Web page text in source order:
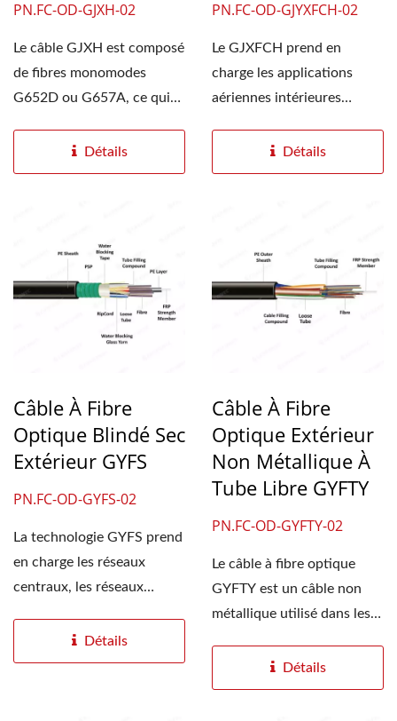
PN.FC-OD-GJXH-02
Le câble GJXH est composé
de fibres monomodes
G652D ou G657A, ce qui
Détails
PN.FC-OD-GJYXFCH-02
Le GJXFCH prend en
charge les applications
aériennes intérieures
construit...
Détails
Câble À Fibre
Optique Blindé Sec
Extérieur GYFS
PN.FC-OD-GYFS-02
La technologie GYFS prend
en charge les réseaux
centraux, les réseaux
Détails
Câble À Fibre
Optique Extérieur
Non Métallique À
Tube Libre GYFTY
PN.FC-OD-GYFTY-02
Le câble à fibre optique
GYFTY est un câble non
métallique utilisé dans les
Détails